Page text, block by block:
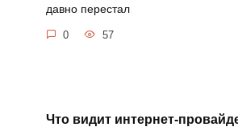
давно перестал
0 57
Что видит интернет-